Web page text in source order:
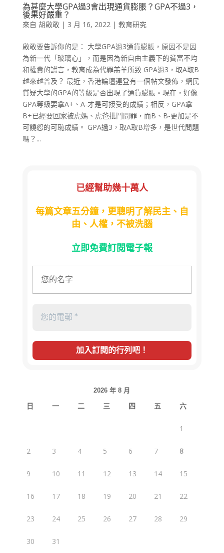
為甚麼大學GPA過3會出現通貨膨脹？GPA不過3，
後果好嚴重？
來自 胡啟敢| 3 月 16, 2022| 教育研究
啟敢要告訴你的是： 大學GPA過3通貨膨脹，原因不是因
為新一代「玻璃心」，而是因為新自由主義下的貧富不均
和權貴的謊言，教育成為代罪羔羊所致 GPA過3，取A取B
越來越普及？ 最近，香港論壇連登有一個帖文發佈，網民
質疑大學的GPA的等級是否出現了通貨膨脹。現在，好像
GPA等級要拿A+、A-才是可接受的成績；相反，GPA拿
B+已經要回家被虎媽、虎爸批鬥問罪，而B、B-更加是不
可饒恕的可恥成績。 GPA過3，取A取B增多，是世代問題
嗎？...
已經幫助幾十萬人
每篇文章五分鐘，更聰明了解民主、自
由、人權，不被洗腦
立即免費訂閱電子報
2026 年 8 月
日 一 二 三 四 五 六
1
2 3 4 5 6 7 8
9 10 11 12 13 14 15
16 17 18 19 20 21 22
23 24 25 26 27 28 29
30
31